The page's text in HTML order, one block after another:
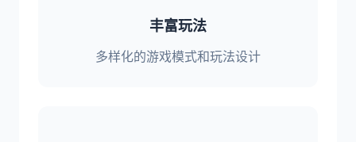
丰富玩法
多样化的游戏模式和玩法设计